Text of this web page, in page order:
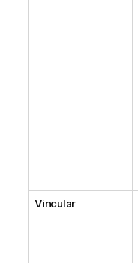
Vincular